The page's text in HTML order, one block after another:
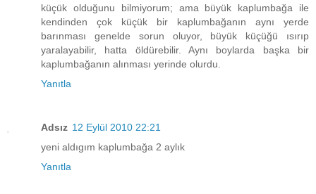
küçük olduğunu bilmiyorum; ama büyük kaplumbağa ile
kendinden çok küçük bir kaplumbağanın aynı yerde
barınması genelde sorun oluyor, büyük küçüğü ısırıp
yaralayabilir, hatta öldürebilir. Aynı boylarda başka bir
kaplumbağanın alınması yerinde olurdu.
Yanıtla
Adsız 12 Eylül 2010 22:21
yeni aldıgım kaplumbağa 2 aylık
Yanıtla